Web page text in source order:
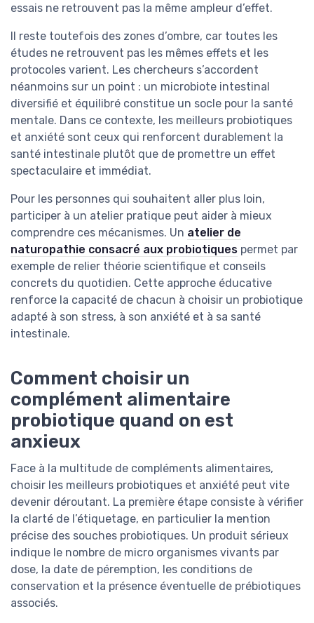
essais ne retrouvent pas la même ampleur d’effet.
Il reste toutefois des zones d’ombre, car toutes les
études ne retrouvent pas les mêmes effets et les
protocoles varient. Les chercheurs s’accordent
néanmoins sur un point : un microbiote intestinal
diversifié et équilibré constitue un socle pour la santé
mentale. Dans ce contexte, les meilleurs probiotiques
et anxiété sont ceux qui renforcent durablement la
santé intestinale plutôt que de promettre un effet
spectaculaire et immédiat.
Pour les personnes qui souhaitent aller plus loin,
participer à un atelier pratique peut aider à mieux
comprendre ces mécanismes. Un atelier de
naturopathie consacré aux probiotiques permet par
exemple de relier théorie scientifique et conseils
concrets du quotidien. Cette approche éducative
renforce la capacité de chacun à choisir un probiotique
adapté à son stress, à son anxiété et à sa santé
intestinale.
Comment choisir un
complément alimentaire
probiotique quand on est
anxieux
Face à la multitude de compléments alimentaires,
choisir les meilleurs probiotiques et anxiété peut vite
devenir déroutant. La première étape consiste à vérifier
la clarté de l’étiquetage, en particulier la mention
précise des souches probiotiques. Un produit sérieux
indique le nombre de micro organismes vivants par
dose, la date de péremption, les conditions de
conservation et la présence éventuelle de prébiotiques
associés.